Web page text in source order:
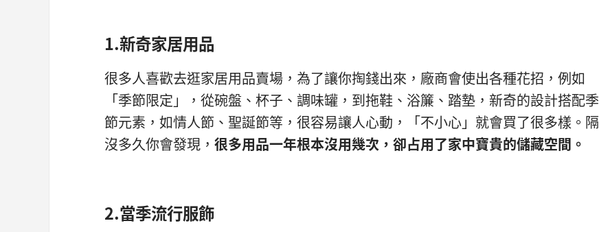
1.新奇家居用品
很多人喜歡去逛家居用品賣場，為了讓你掏錢出來，廠商會使出各種花招，例如
「季節限定」，從碗盤、杯子、調味罐，到拖鞋、浴簾、踏墊，新奇的設計搭配季
節元素，如情人節、聖誕節等，很容易讓人心動，「不小心」就會買了很多樣。隔
沒多久你會發現， 很多用品一年根本沒用幾次， 卻占用了家中寶貴的儲藏空間。
2.當季流行服飾